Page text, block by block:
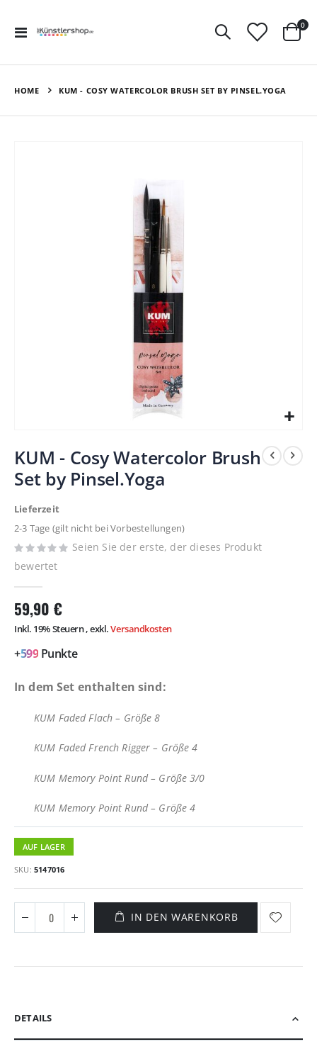
Navigation
0
HOME KUM - COSY WATERCOLOR BRUSH SET BY PINSEL.YOGA
Anfang
der
springen
KUM - Cosy Watercolor Brush
Set by Pinsel.Yoga
Lieferzeit
2-3 Tage (gilt nicht bei Vorbestellungen)
Seien Sie der erste, der dieses Produkt
bewertet
59,90 €
Inkl. 19% Steuern,exkl.Versandkosten
+599 Punkte
In dem Set enthalten sind:
KUM Faded Flach – Größe 8
KUM Faded French Rigger – Größe 4
KUM Memory Point Rund – Größe 3/0
KUM Memory Point Rund – Größe 4
AUF LAGER
SKU 5147016
IN DEN WARENKORB
DETAILS